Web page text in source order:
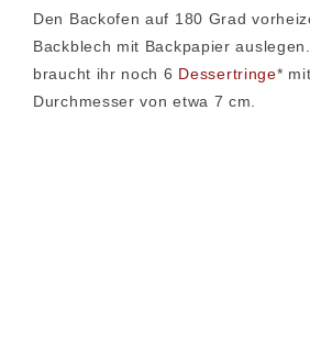
Den Backofen auf 180 Grad
Backblech mit Backpapier
braucht ihr noch 6 Dessertringe*
Durchmesser von etwa 7 cm.